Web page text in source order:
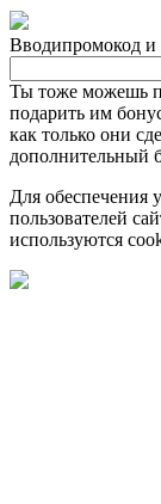
Вводипромокод и
Ты тоже можешь
подарить им
как только они
дополнительный
Для обеспечения
пользователей
используются